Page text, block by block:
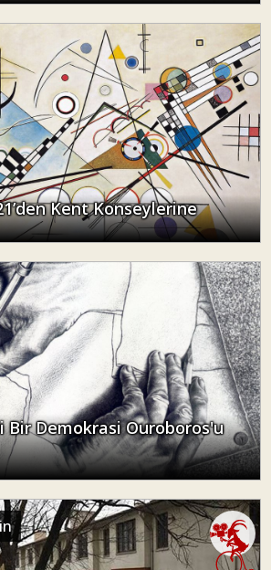
Kent Konseylerine
Bir Demokrasi Ouroboros'u